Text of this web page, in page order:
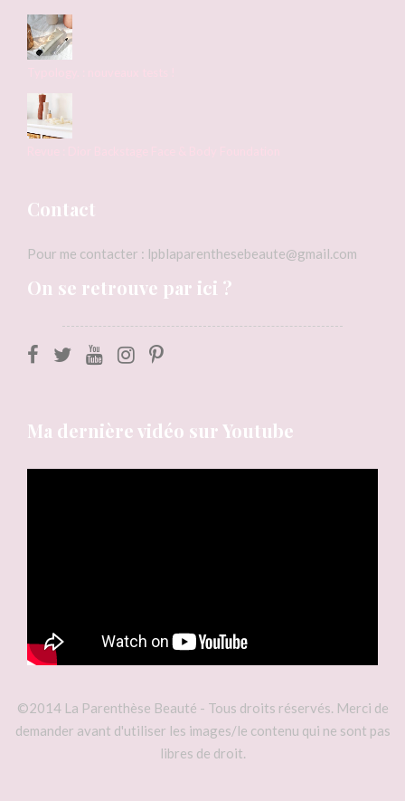
Contact
Pour me contacter : lpblaparenthesebeaute@gmail.com
On se retrouve par ici ?
Ma dernière vidéo sur Youtube
©2014 La Parenthèse Beauté - Tous droits réservés. Merci de
demander avant d'utiliser les images/le contenu qui ne sont pas
libres de droit.